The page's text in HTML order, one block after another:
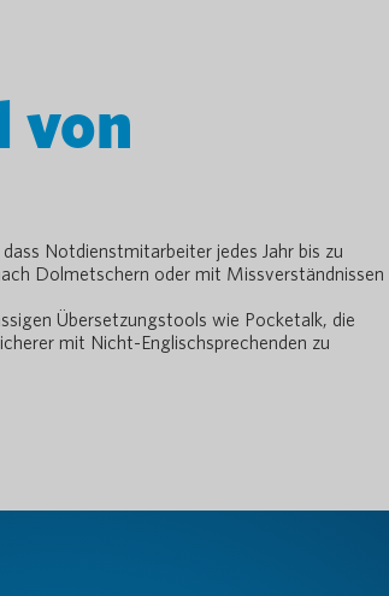
von
Notdienstmitarbeiter jedes Jahr bis zu
Dolmetschern oder mit Missverständnissen
Übersetzungstools wie Pocketalk, die
mit Nicht-Englischsprechenden zu